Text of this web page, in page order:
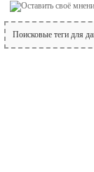
Поисковые теги для